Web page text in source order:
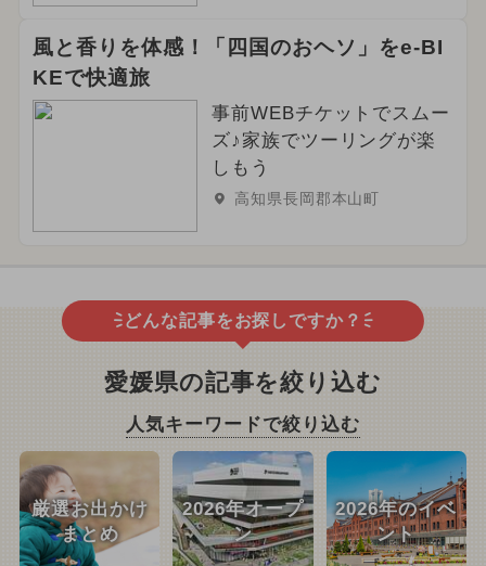
風と香りを体感！「四国のおヘソ」をe-BI
KEで快適旅
事前WEBチケットでスムー
ズ♪家族でツーリングが楽
しもう
高知県長岡郡本山町
どんな記事をお探しですか？
愛媛県の記事を絞り込む
人気キーワードで絞り込む
厳選お出かけ
まとめ
2026年オープ
ン
2026年のイベ
ント